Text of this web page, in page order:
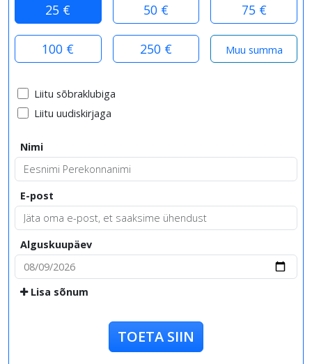
25 € 50 € 75 €
100 € 250 €
Liitu sõbraklubiga
Liitu uudiskirjaga
Nimi
E-post
Alguskuupäev
Lisa sõnum
TOETA SIIN